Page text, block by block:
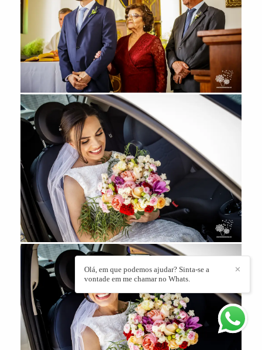
✕
Olá, em que podemos ajudar? Sinta-se a
vontade em me chamar no Whats.